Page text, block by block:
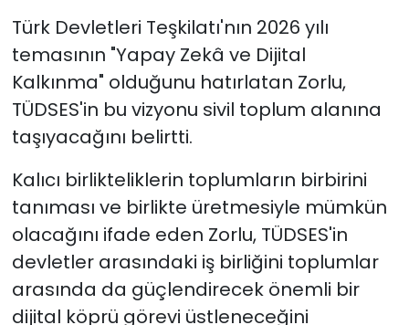
Türk Devletleri Teşkilatı'nın 2026 yılı
temasının "Yapay Zekâ ve Dijital
Kalkınma" olduğunu hatırlatan Zorlu,
TÜDSES'in bu vizyonu sivil toplum alanına
taşıyacağını belirtti.
Kalıcı birlikteliklerin toplumların birbirini
tanıması ve birlikte üretmesiyle mümkün
olacağını ifade eden Zorlu, TÜDSES'in
devletler arasındaki iş birliğini toplumlar
arasında da güçlendirecek önemli bir
dijital köprü görevi üstleneceğini